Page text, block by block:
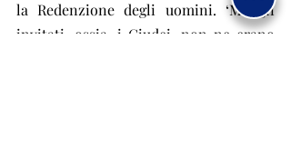
la Redenzione degli uomini. ‘Ma gli
invitati, ossia, i Giudei, non ne erano